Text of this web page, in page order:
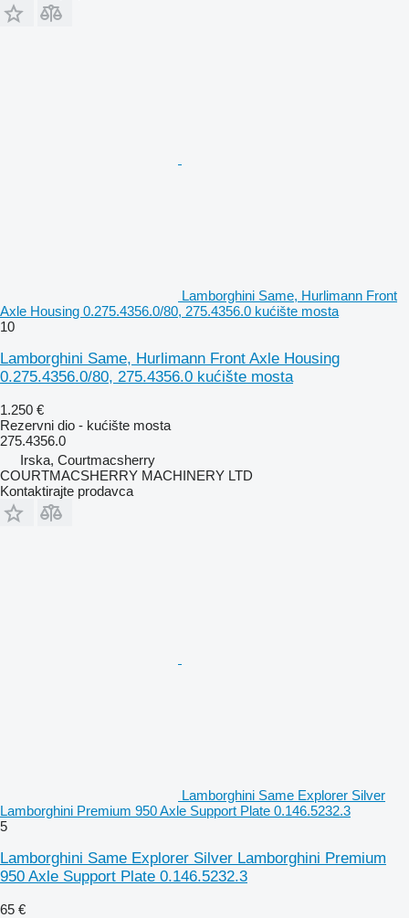
Lamborghini Same, Hurlimann Front
Axle Housing 0.275.4356.0/80, 275.4356.0 kućište mosta
10
Lamborghini Same, Hurlimann Front Axle Housing
0.275.4356.0/80, 275.4356.0 kućište mosta
1.250 €
Rezervni dio - kućište mosta
275.4356.0
Irska, Courtmacsherry
COURTMACSHERRY MACHINERY LTD
Kontaktirajte prodavca
Lamborghini Same Explorer Silver
Lamborghini Premium 950 Axle Support Plate 0.146.5232.3
5
Lamborghini Same Explorer Silver Lamborghini Premium
950 Axle Support Plate 0.146.5232.3
65 €